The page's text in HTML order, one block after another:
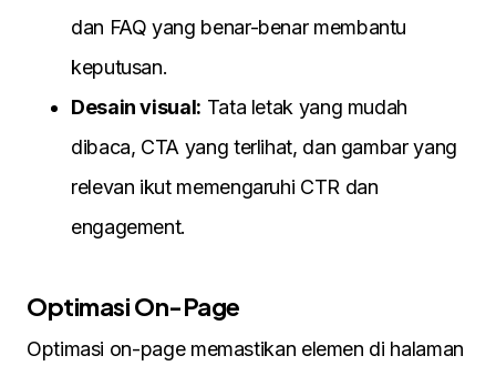
dan FAQ yang benar-benar membantu
keputusan.
Desain visual: Tata letak yang mudah
dibaca, CTA yang terlihat, dan gambar yang
relevan ikut memengaruhi CTR dan
engagement.
Optimasi On-Page
Optimasi on-page memastikan elemen di halaman